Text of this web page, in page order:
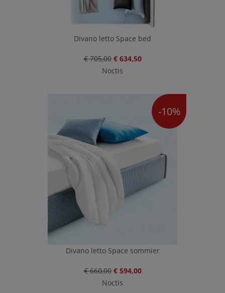
Divano letto Space bed
€ 705,00 € 634,50
Noctis
-10%
Divano letto Space sommier
€ 660,00 € 594,00
Noctis